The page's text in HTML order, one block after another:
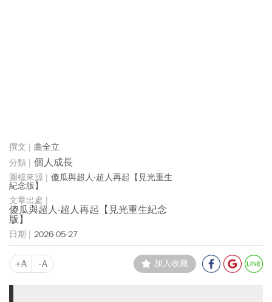
曲全立
個人成長
傻瓜與超人‧超人再起【見光重生
紀念版】
傻瓜與超人‧超人再起【見光重生紀念
版】
2026-05-27
+A -A 加入收藏